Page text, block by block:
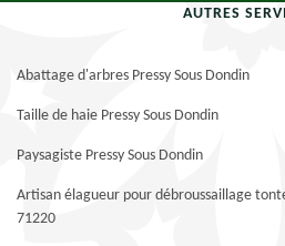
AUTRES
Abattage d'arbres Pressy Sous Dondin
Taille de haie Pressy Sous Dondin
Paysagiste Pressy Sous Dondin
Artisan élagueur pour débroussaillage
71220